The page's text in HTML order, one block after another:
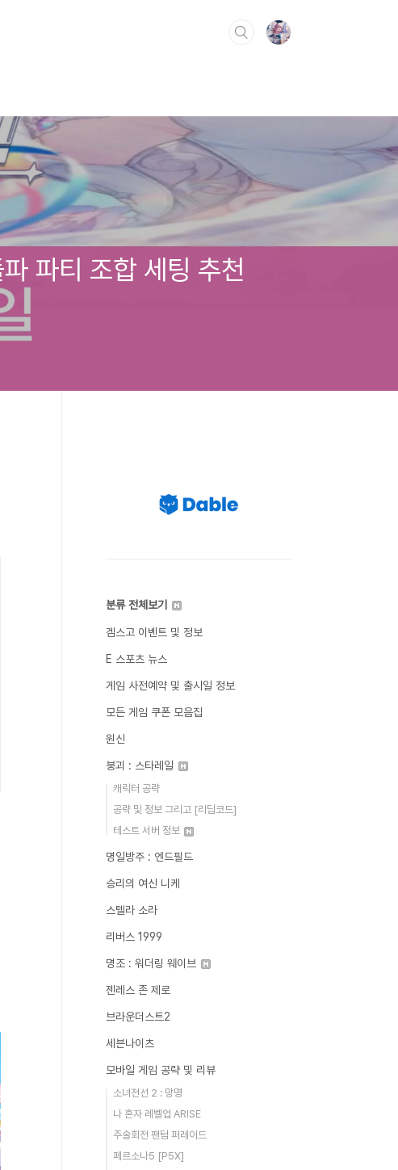
파티 조합 세팅 추천
분류 전체보기
겜스고 이벤트 및 정보
E 스포츠 뉴스
게임 사전예약 및 출시일 정보
모든 게임 쿠폰 모음집
원신
붕괴 : 스타레일
캐릭터 공략
공략 및 정보 그리고 [리딤코드]
테스트 서버 정보
명일방주 : 엔드필드
승리의 여신 니케
스텔라 소라
리버스 1999
명조 : 워더링 웨이브
젠레스 존 제로
브라운더스트2
세븐나이츠
모바일 게임 공략 및 리뷰
소녀전선 2 : 망명
나 혼자 레벨업 ARISE
주술회전 팬텀 퍼레이드
페르소나5 [P5X]